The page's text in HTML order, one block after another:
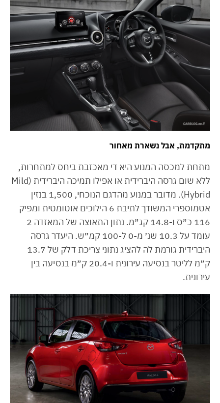
מתקדמת, אבל נשארת מאחור
מתחת למכסה המנוע היא די מאכזבת ביחס למתחרות,
ללא שום גרסה היברידית או אפילו תמיכה היברידית (Mild
Hybrid). מדובר במנוע מהדגם הנוכחי, 1,500 בנזין
אטמוספרי המשודך לתיבת 6 הילוכים אוטומטית ומפיק
116 כ״ס ו-14.8 קג״מ. נתון התאוצה של המאזדה 2
עומד על 10.3 שנ׳ מ-0 ל-100 קמ״ש. היעדר גרסה
היברידית גורמת לה להציג נתוני צריכת דלק של 13.7
ק״מ לליטר בנסיעה עירונית ו-20.4 ק״מ בנסיעה בין
עירונית.